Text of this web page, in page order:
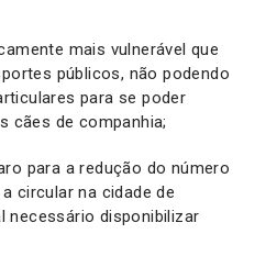
mais vulnerável que
públicos, não podendo
para se poder
cães de companhia;
para a redução do número
circular na cidade de
necessário disponibilizar